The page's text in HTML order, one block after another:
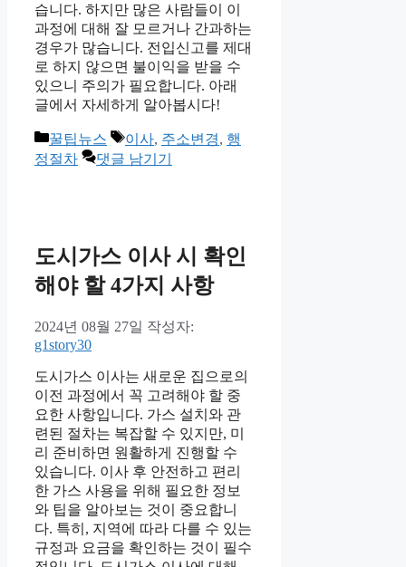
습니다. 하지만 많은 사람들이 이
과정에 대해 잘 모르거나 간과하는
경우가 많습니다. 전입신고를 제대
로 하지 않으면 불이익을 받을 수
있으니 주의가 필요합니다. 아래
글에서 자세하게 알아봅시다!
카
테
꿀팁뉴스
태
그
이사, 주소변경, 행
정절차
댓글 남기기
도시가스 이사 시 확인
해야 할 4가지 사항
2024년 08월 27일 작성자:
g1story30
도시가스 이사는 새로운 집으로의
이전 과정에서 꼭 고려해야 할 중
요한 사항입니다. 가스 설치와 관
련된 절차는 복잡할 수 있지만, 미
리 준비하면 원활하게 진행할 수
있습니다. 이사 후 안전하고 편리
한 가스 사용을 위해 필요한 정보
와 팁을 알아보는 것이 중요합니
다. 특히, 지역에 따라 다를 수 있는
규정과 요금을 확인하는 것이 필수